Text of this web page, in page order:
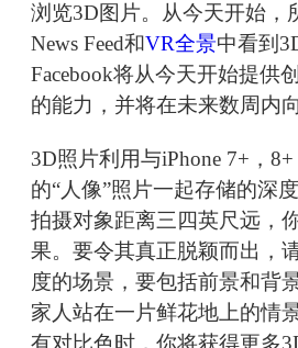
浏览3D图片。从今天开始，
News Feed和VR全景中看到
Facebook将从今天开始提供
的能力，并将在未来数周内
3D照片利用与iPhone 7+，
的“人像”照片一起存储的深
拍摄对象距离三四英尺远，
果。要令其真正脱颖而出，
度的场景，要包括前景和背
家人站在一片鲜花地上的情
有对比色时，你将获得更多